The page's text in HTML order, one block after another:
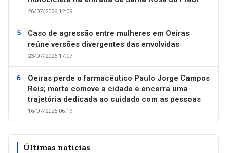
26/07/2026 12:09
Caso de agressão entre mulheres em Oeiras
reúne versões divergentes das envolvidas
23/07/2026 17:07
Oeiras perde o farmacêutico Paulo Jorge Campos
Reis; morte comove a cidade e encerra uma
trajetória dedicada ao cuidado com as pessoas
16/07/2026 06:19
Últimas notícias